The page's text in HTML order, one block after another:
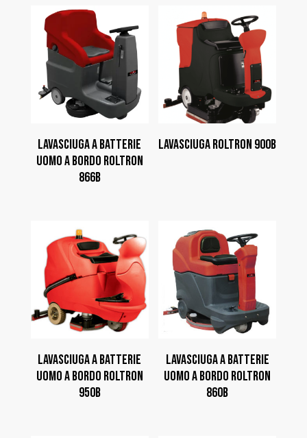
LAVASCIUGA A BATTERIE
UOMO A BORDO ROLTRON
866B
LAVASCIUGA ROLTRON 900B
LAVASCIUGA A BATTERIE
UOMO A BORDO ROLTRON
950B
LAVASCIUGA A BATTERIE
UOMO A BORDO ROLTRON
860B